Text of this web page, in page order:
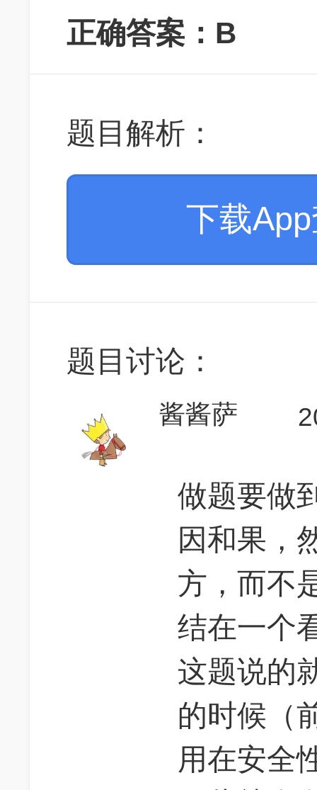
正确答案：B
题目解析：
下载
题目讨论：
酱酱萨
做题要做
因和果，
方，而不
结在一个
这题说的
的时候（
用在安全